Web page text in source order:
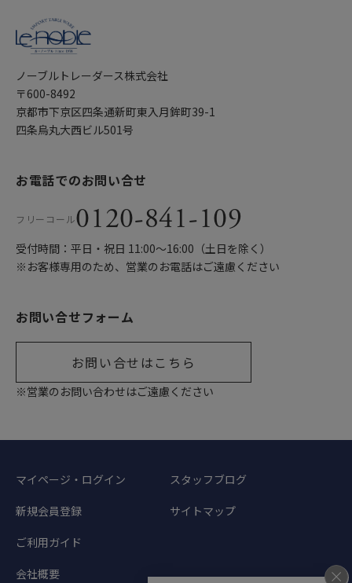
ノーブルトレーダース株式会社
〒600-8492
京都市下京区四条通新町東入月鉾町39-1
四条烏丸大西ビル501号
お電話でのお問い合せ
フリーコール0120-841-109
受付時間：平日・祝日 11:00〜16:00（土日を除く）
※お客様専用のため、営業のお電話はご遠慮ください
お問い合せフォーム
お問い合せはこちら
※営業のお問い合わせはご遠慮ください
マイページ・ログイン
新規会員登録
ご利用ガイド
会社概要
スタッフブログ
サイトマップ